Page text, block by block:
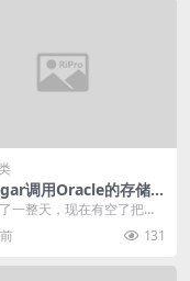
调用Oracle的存储过
一整天，现在有空了把这
录分享一下。
131